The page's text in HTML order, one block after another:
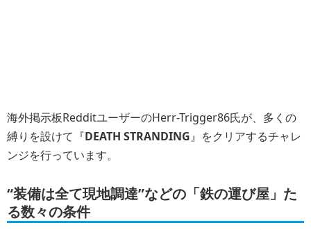
海外掲示板RedditユーザーのHerr-Trigger86氏が、多くの
縛りを設けて『DEATH STRANDING』をクリアするチャレ
ンジを行っています。
“装備は全て現地調達”などの「鉄の運び屋」た
る数々の条件